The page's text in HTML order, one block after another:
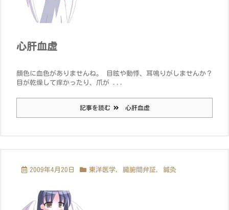
心肝血虚
顔色に血色がありませんね。 目眩や動悸、耳鳴りがしませんか？
目が乾燥して痒かったり、爪が ...
記事を読む 心肝血虚
2009年4月20日 東洋医学, 臓腑間弁証, 鍼灸